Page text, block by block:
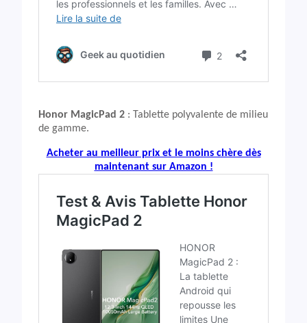
Honor MagicPad 2 : Tablette polyvalente de milieu
de gamme.
Acheter au meilleur prix et le moins chère dès
maintenant sur Amazon !